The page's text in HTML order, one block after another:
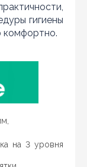
гигиены
комфортно.
на 3 уровня
вы блуждая
товара
мы будем рады
(при
товар в